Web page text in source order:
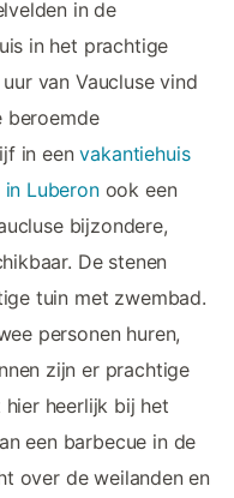
in de
in het prachtige
van Vaucluse vind
beroemde
in eenvakantiehuis
Luberonook een
bijzondere,
De stenen
tuin met zwembad.
personen huren,
zijn er prachtige
heerlijk bij het
een barbecue in de
over de weilanden en